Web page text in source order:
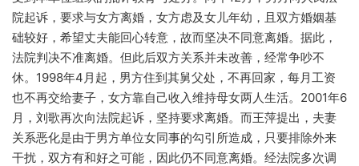
院起诉，要求与女方离婚，女方虑及女儿年幼，且双方婚姻基
础较好，希望丈夫能回心转意，故而坚决不同意离婚。据此，
法院判决不准离婚。但此后双方关系并未改善，经常争吵不
休。1998年4月起，男方住到其舅父处，不再回家，每月工资
也不再交给妻子，女方靠自己收入维持母女两人生活。2001年6
月，刘歌再次向法院起诉，坚持要求离婚。而王萍提出，夫妻
关系恶化是由于男方单位女同事的勾引所造成，只要排除外来
干扰，双方有和好之可能，因此仍不同意离婚。经法院多次调